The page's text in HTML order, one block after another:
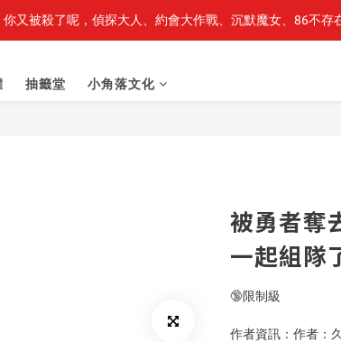
最新開賣🔥「全知讀者視角」 周邊商品
你又被殺了呢，偵探大人、約會大作戰、沉默魔女、86不存
抽籤堂 小角落文化
被勇者奪
一起組隊
🔞限制級
作者資訊：作者：